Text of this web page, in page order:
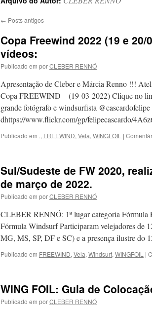
← Posts antigos
Copa Freewind 2022 (19 e
vídeos:
Publicado em porCLEBER RENNÓ
Apresentação de Cleber e Márcia Renno !!!
Copa FREEWIND – (19-03-2022) Clique no
grande fotógrafo e windsurfista
dhttps://www.flickr.com/gp/felipecascardo/
Publicado em ., FREEWIND, Vela, WINGFOIL |
Sul/Sudeste de FW 2020,
de março de 2022.
Publicado em porCLEBER RENNÓ
CLEBER RENNÓ: 1º lugar categoria
Fórmula Windsurf Participaram velejadores de
MG, MS, SP, DF e SC) e a presença ilustre do
Publicado em FREEWIND, Vela, Windsurf, WINGFOIL |
WING FOIL: Guia de
Publicado em porCLEBER RENNÓ